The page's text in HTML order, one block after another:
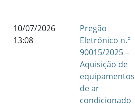
10/07/2026
13:08
Pregão
Eletrônico n.°
90015/2025 –
Aquisição de
equipamentos
de ar
condicionado